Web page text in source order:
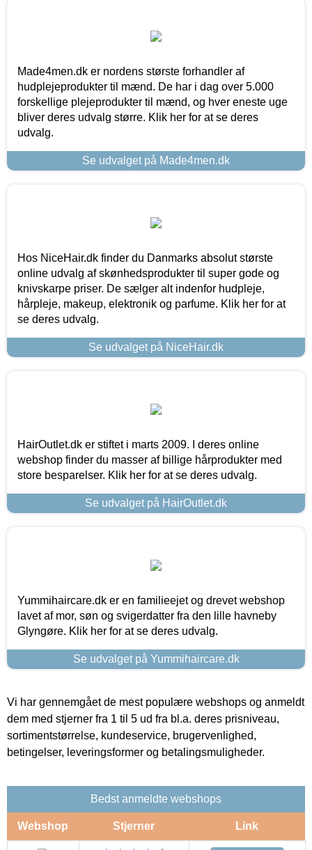
Made4men.dk er nordens største forhandler af
hudplejeprodukter til mænd. De har i dag over 5.000
forskellige plejeprodukter til mænd, og hver eneste uge
bliver deres udvalg større. Klik her for at se deres
udvalg.
Se udvalget på Made4men.dk
Hos NiceHair.dk finder du Danmarks absolut største
online udvalg af skønhedsprodukter til super gode og
knivskarpe priser. De sælger alt indenfor hudpleje,
hårpleje, makeup, elektronik og parfume. Klik her for at
se deres udvalg.
Se udvalget på NiceHair.dk
HairOutlet.dk er stiftet i marts 2009. I deres online
webshop finder du masser af billige hårprodukter med
store besparelser. Klik her for at se deres udvalg.
Se udvalget på HairOutlet.dk
Yummihaircare.dk er en familieejet og drevet webshop
lavet af mor, søn og svigerdatter fra den lille havneby
Glyngøre. Klik her for at se deres udvalg.
Se udvalget på Yummihaircare.dk
Vi har gennemgået de mest populære webshops og anmeldt
dem med stjerner fra 1 til 5 ud fra bl.a. deres prisniveau,
sortimentstørrelse, kundeservice, brugervenlighed,
betingelser, leveringsformer og betalingsmuligheder.
Bedst anmeldte webshops
Webshop Stjerner Link